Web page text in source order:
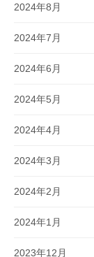
2024年8月
2024年7月
2024年6月
2024年5月
2024年4月
2024年3月
2024年2月
2024年1月
2023年12月